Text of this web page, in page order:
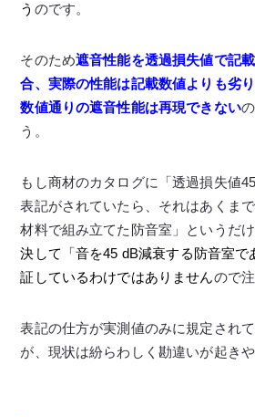
う のです。
そのため遮音性能を透過損失値で記
合、実際の性能は記載数値よりも劣
数値通りの遮音性能は再現できない
う。
もし商材のカタログに「透過損失値
表記がされていたら、それはあくま
材料で組み立てた防音室」というだけ
決して「音を45 dB減衰する防音室で
証しているわけではありませんので
表記の仕方が実測値のみに規定され
が、現状は紛らわしく勘違いが起きや